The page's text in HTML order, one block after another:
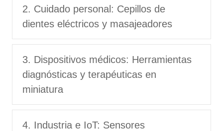
2. Cuidado personal: Cepillos de
dientes eléctricos y masajeadores
3. Dispositivos médicos: Herramientas
diagnósticas y terapéuticas en
miniatura
4. Industria e IoT: Sensores